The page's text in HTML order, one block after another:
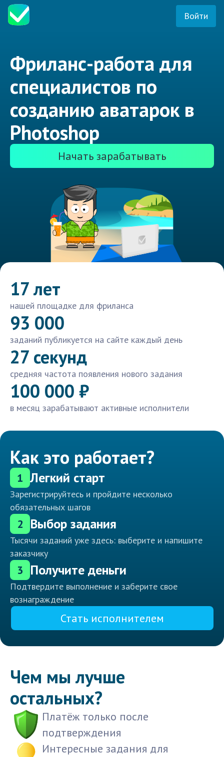
Войти
Фриланс-работа для
специалистов по
созданию аватарок в
Photoshop
Начать зарабатывать
17 лет
нашей площадке для фриланса
93 000
заданий публикуется на сайте каждый день
27 секунд
средняя частота появления нового задания
100 000 ₽
в месяц зарабатывают активные исполнители
Как это работает?
1 Легкий старт
Зарегистрируйтесь и пройдите несколько
обязательных шагов
2 Выбор задания
Тысячи заданий уже здесь: выберите и напишите
заказчику
3 Получите деньги
Подтвердите выполнение и заберите свое
вознаграждение
Стать исполнителем
Чем мы лучше
остальных?
Платёж только после
подтверждения
Интересные задания для